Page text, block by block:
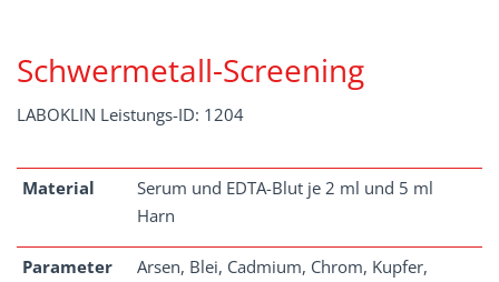
Schwermetall-Screening
LABOKLIN Leistungs-ID: 1204
Material
Serum und EDTA-Blut je 2 ml und 5 ml
Harn
Parameter
Arsen, Blei, Cadmium, Chrom, Kupfer,